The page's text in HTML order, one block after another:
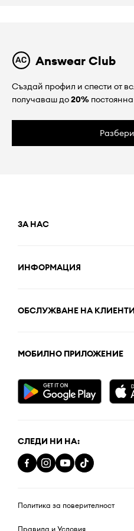
Answear Club
Създай профил и спести от
получаваш до20%
ЗА НАС
ИНФОРМАЦИЯ
ОБСЛУЖВАНЕ НА КЛИЕНТИ
МОБИЛНО ПРИЛОЖЕНИЕ
СЛЕДИ НИ НА:
Политика за поверителност
Правила и Условия